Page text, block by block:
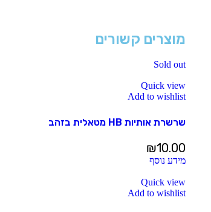
מוצרים קשורים
Sold out
Quick view
Add to wishlist
שרשרת אותיות HB מטאלית בזהב
₪10.00
מידע נוסף
Quick view
Add to wishlist